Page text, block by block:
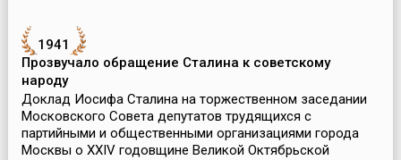
1941
Прозвучало обращение Сталина к советскому
народу
Доклад Иосифа Сталина на торжественном заседании
Московского Совета депутатов трудящихся с
партийными и общественными организациями города
Москвы о XXIV годовщине Великой Октябрьской